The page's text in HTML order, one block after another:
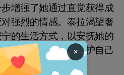
增强了她通过直觉获得成
强烈的情感。泰拉渴望奢
的生活方式，以安抚她的
间中找到庇护，保护自己
抱她的性感魅力。
×